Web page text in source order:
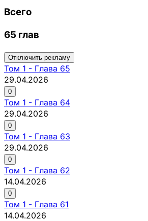
Всего
65 глав
Отключить рекламу
Том 1 - Глава 65
29.04.2026
0
Том 1 - Глава 64
29.04.2026
0
Том 1 - Глава 63
29.04.2026
0
Том 1 - Глава 62
14.04.2026
0
Том 1 - Глава 61
14.04.2026